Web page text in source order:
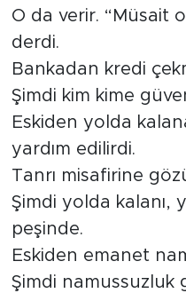
O da verir. “Müsait
derdi.
Bankadan kredi
Şimdi kim kime
Eskiden yolda
yardım edilirdi.
Tanrı misafirine
Şimdi yolda kalanı,
peşinde.
Eskiden emanet
Şimdi namussuzluk